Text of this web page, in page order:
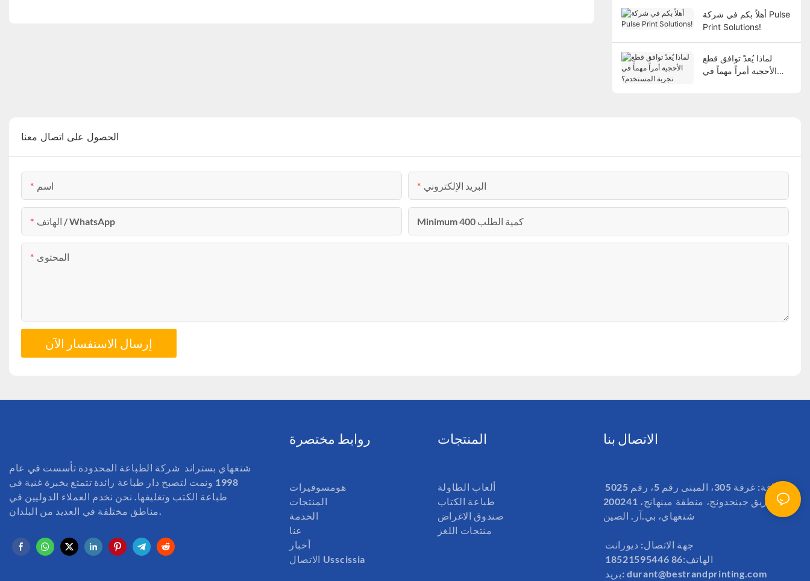
أهلاً بكم في شركة Pulse
Print Solutions!
لماذا يُعدّ توافق قطع
الأحجية أمراً مهماً في
الحصول على اتصال معنا
اسم البريد الإلكتروني
الهاتف / WhatsApp Minimum كمية الطلب 400
المحتوى
إرسال الاستفسار الآن
شنغهاي بستراند شركة الطباعة المحدودة تأسست في عام
1998 ونمت لتصبح دار طباعة رائدة تتمتع بخبرة غنية في
طباعة الكتب وتغليفها. نحن نخدم العملاء الدوليين في
روابط مختصرة
هومسوفيرات
المنتجات
الخدمة
عنا
أخبار
الاتصال Usscissia
المنتجات
ألعاب الطاولة
طباعة الكتاب
صندوق الاغراض
منتجات اللغز
الاتصال بنا
طريق جينجدونج، منطقة مينهانج، 200241
شنغهاي، بي.آر. الصين
جهة الاتصال: ديورانت
الهاتف:86 18521595446
بريد: durant@bestrandprinting.com